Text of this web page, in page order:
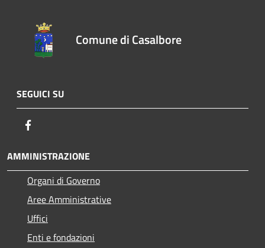
Comune di Casalbore
SEGUICI SU
AMMINISTRAZIONE
Organi di Governo
Aree Amministrative
Uffici
Enti e fondazioni